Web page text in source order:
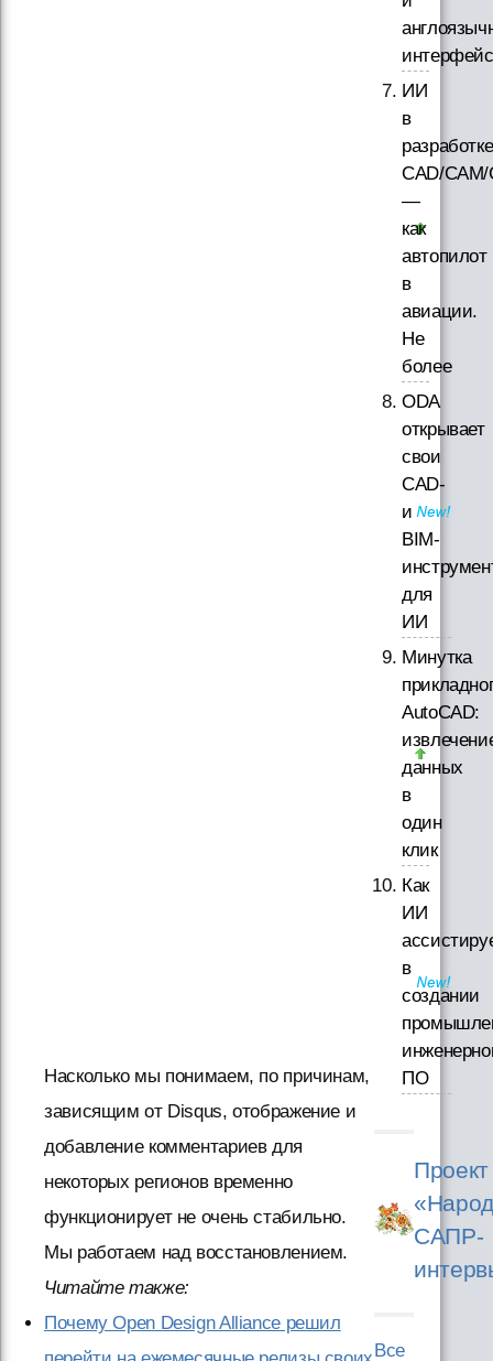
Насколько мы понимаем, по причинам,
зависящим от Disqus, отображение и
добавление комментариев для
некоторых регионов временно
функционирует не очень стабильно.
Мы работаем над восстановлением.
Читайте также:
Почему Open Design Alliance решил
ИИ
в
разработке
CAD/
—
как
автопилот
в
авиации.
Не
более
ODA
открывает
свои
CAD-
и
BIM-
для
ИИ
Минутка
AutoCAD:
данных
в
один
клик
Как
ИИ
в
создании
ПО
Проект
САПР-
Все